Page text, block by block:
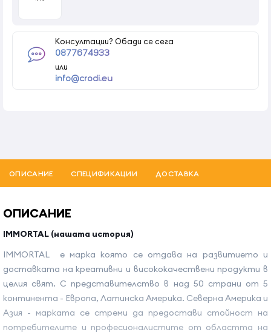
Консултации? Обади се сега
0877674933
или
info@crodi.eu
ОПИСАНИЕ СПЕЦИФИКАЦИИ ДОСТАВКА
ОПИСАНИЕ
IMMORTAL (нашата история)
IMMORTAL е марка която се отдава на развитието и
доставката на креативни и висококачествени продукти в
целия свят. С представителство в над 50 страни от 5
континента - Европа, Латинска Америка. Северна Америка и
Азия - марката се стреми да предостави стойност на
потребителите и професионалистите от областта на